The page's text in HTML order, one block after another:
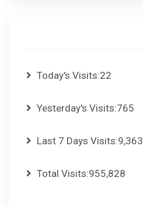
Today's Visits:22
Yesterday's Visits:765
Last 7 Days Visits:9,363
Total Visits:955,828